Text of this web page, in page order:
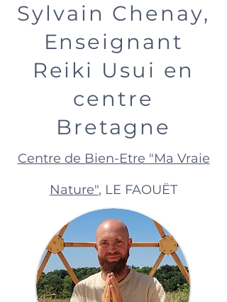
Sylvain Chenay,
Enseignant
Reiki Usui en
centre
Bretagne
Centre de Bien-Etre "Ma Vraie
Nature", LE FAOUËT